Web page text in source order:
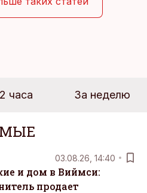
бросаетесь в воду.
часа За неделю
03.08.26, 14:40
и дом в Виймси:
продает